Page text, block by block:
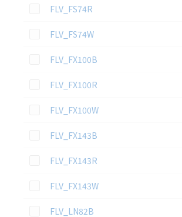
この資料を選択
FLV_FS74R
この資料を選択
FLV_FS74W
この資料を選択
FLV_FX100B
この資料を選択
FLV_FX100R
この資料を選択
FLV_FX100W
この資料を選択
FLV_FX143B
この資料を選択
FLV_FX143R
この資料を選択
FLV_FX143W
この資料を選択
FLV_LN82B